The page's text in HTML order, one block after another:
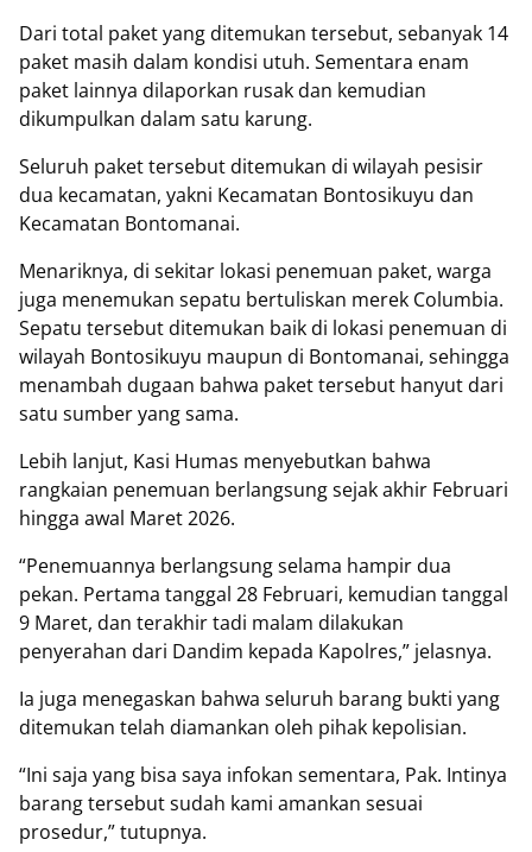
Dari total paket yang ditemukan tersebut, sebanyak 14
paket masih dalam kondisi utuh. Sementara enam
paket lainnya dilaporkan rusak dan kemudian
dikumpulkan dalam satu karung.
Seluruh paket tersebut ditemukan di wilayah pesisir
dua kecamatan, yakni Kecamatan Bontosikuyu dan
Kecamatan Bontomanai.
Menariknya, di sekitar lokasi penemuan paket, warga
juga menemukan sepatu bertuliskan merek Columbia.
Sepatu tersebut ditemukan baik di lokasi penemuan di
wilayah Bontosikuyu maupun di Bontomanai, sehingga
menambah dugaan bahwa paket tersebut hanyut dari
satu sumber yang sama.
Lebih lanjut, Kasi Humas menyebutkan bahwa
rangkaian penemuan berlangsung sejak akhir Februari
hingga awal Maret 2026.
“Penemuannya berlangsung selama hampir dua
pekan. Pertama tanggal 28 Februari, kemudian tanggal
9 Maret, dan terakhir tadi malam dilakukan
penyerahan dari Dandim kepada Kapolres,” jelasnya.
Ia juga menegaskan bahwa seluruh barang bukti yang
ditemukan telah diamankan oleh pihak kepolisian.
“Ini saja yang bisa saya infokan sementara, Pak. Intinya
barang tersebut sudah kami amankan sesuai
prosedur,” tutupnya.